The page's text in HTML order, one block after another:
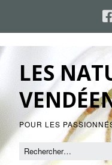
LES
POUR LES